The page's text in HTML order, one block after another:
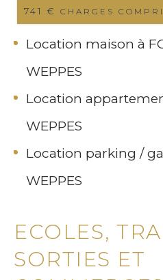
741 € CHARGES
Location maison à
WEPPES
Location
WEPPES
Location parking /
WEPPES
ECOLES,
SORTIES ET